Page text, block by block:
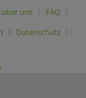
uns
FAQ
Datenschutz